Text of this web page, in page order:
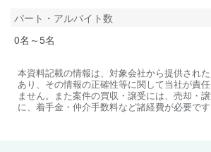
パート・アルバイト数
0名～5名
本資料記載の情報は、対象会社から提供され
あり、その情報の正確性等に関して当社が責
ません。また案件の買収・譲受には、売却・
に、着手金・仲介手数料など諸経費が必要です